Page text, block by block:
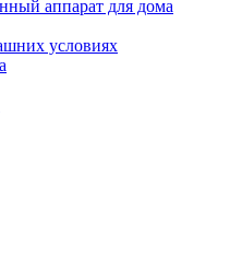
аппарат для дома
условиях